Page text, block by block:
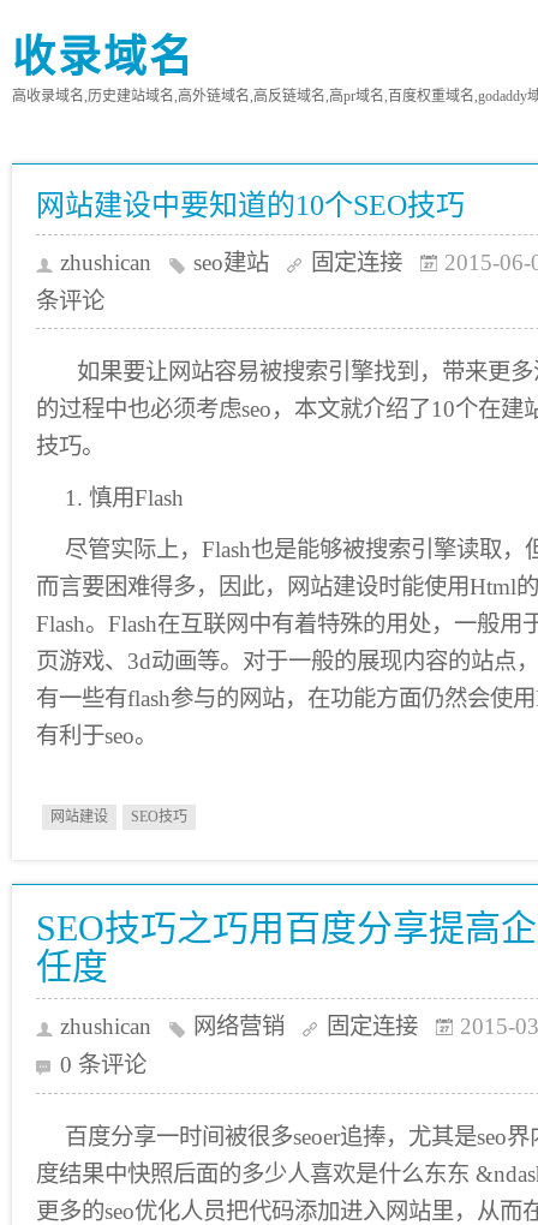
收录域名
高收录域名,历史建站域名,高外链域名,高反链域名,高pr域名,百度权重域名,godaddy
网站建设中要知道的10个SEO技巧
zhushican seo建站 固定连接
2015-06-
条评论
如果要让网站容易被搜索引擎找到，带来更
的过程中也必须考虑seo，本文就介绍了10个在建
技巧。
1. 慎用Flash
尽管实际上，Flash也是能够被搜索引擎读取，
而言要困难得多，因此，网站建设时能使用Html
Flash。Flash在互联网中有着特殊的用处，一般用
页游戏、3d动画等。对于一般的展现内容的站点
有一些有flash参与的网站，在功能方面仍然会使
有利于seo。
网站建设 SEO技巧
SEO技巧之巧用百度分享提高
任度
zhushican 网络营销 固定连接
2015-
0 条评论
百度分享一时间被很多seoer追捧，尤其是seo
度结果中快照后面的多少人喜欢是什么东东
更多的seo优化人员把代码添加进入网站里，从而